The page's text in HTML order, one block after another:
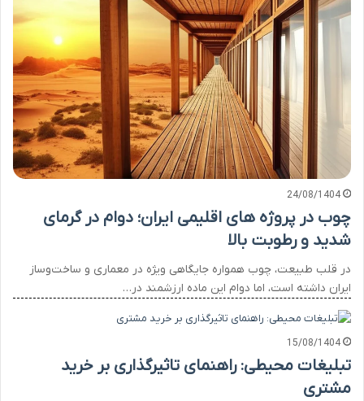
24/08/1404
چوب در پروژه های اقلیمی ایران؛ دوام در گرمای
شدید و رطوبت بالا
در قلب طبیعت، چوب همواره جایگاهی ویژه در معماری و ساخت‌وساز
ایران داشته است، اما دوام این ماده ارزشمند در…
15/08/1404
تبلیغات محیطی: راهنمای تاثیرگذاری بر خرید
مشتری